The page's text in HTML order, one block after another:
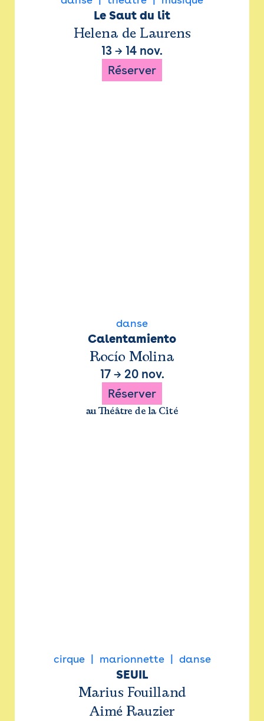
Le Saut du lit
Helena de Laurens
13 → 14 nov.
Réserver
danse
Calentamiento
Rocío Molina
17→ 20 nov.
Réserver
au Théâtre de la Cité
cirque marionnette danse
SEUIL
Marius Fouilland
Aimé Rauzier